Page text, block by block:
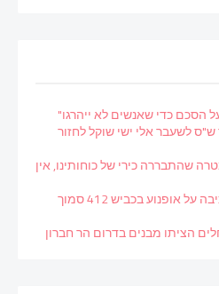
כדי שאנשים לא ייהרגו"
לשעבר אלי ישי שוקל לחזור
שהתבררה כירי של כוחותינו, אין
גבר נפצע קשה במהלך רכיבה על אופנוע בכביש 412 סמוך
הציתו מבנים בדרום הר חברון